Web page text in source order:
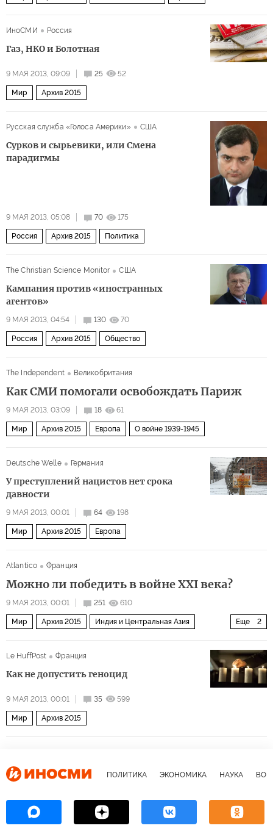
ИноСМИ Россия
Газ, НКО и Болотная
9 МАЯ 2013, 09:09 25 52
Мир Архив 2015
Русская служба «Голоса Америки» США
Сурков и сырьевики, или Смена
парадигмы
9 МАЯ 2013, 05:08 70 175
Россия Архив 2015 Политика
The Christian Science Monitor США
Кампания против «иностранных
агентов»
9 МАЯ 2013, 04:54 130 70
Россия Архив 2015 Общество
The Independent Великобритания
Как СМИ помогали освобождать Париж
9 МАЯ 2013, 03:09 18 61
Мир Архив 2015 Европа О войне 1939-1945
Deutsche Welle Германия
У преступлений нацистов нет срока
давности
9 МАЯ 2013, 00:01 64 198
Мир Архив 2015 Европа
Atlantico Франция
Можно ли победить в войне XXI века?
9 МАЯ 2013, 00:01 251 610
Еще 2
Мир Архив 2015 Индия и Центральная Азия
Le HuffPost
Франция
Как не допустить геноцид
9 МАЯ 2013, 00:01 35 599
Мир Архив 2015
ПОЛИТИКА ЭКОНОМИКА НАУКА